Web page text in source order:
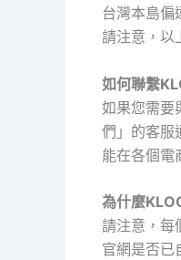
台灣本島偏
請注意，以
如何聯繫
如果您需要
們」的客服
能在各個電
為什麼
請注意，每
官網是否已